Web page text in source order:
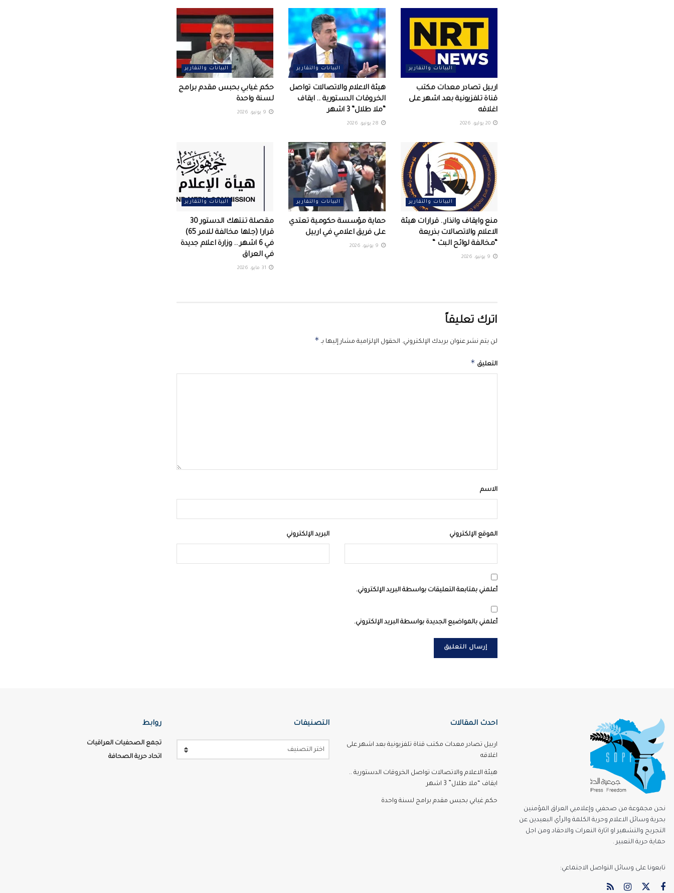
البيانات والتقارير
اربيل تصادر معدات مكتب
قناة تلفزيونية بعد اشهر على
اغلاقه
البيانات والتقارير
هيئة الاعلام والاتصالات تواصل
الخروقات الدستورية .. ايقاف
“ملا طلال” 3 اشهر
البيانات والتقارير
حكم غيابي بحبس مقدم برامج
لسنة واحدة
البيانات والتقارير
منع وايقاف وانذار.. قرارات هيئة
الاعلام والاتصالات بذريعة
“مخالفة لوائح البث “
البيانات والتقارير
حماية مؤسسة حكومية تعتدي
على فريق اعلامي في اربيل ‏
البيانات والتقارير
مقصلة تنتهك الدستور 30
قرارا (جلها مخالفة للامر 65)
في 6 اشهر .. وزارة اعلام جديدة
في العراق
اترك تعليقاً
لن يتم نشر عنوان بريدك الإلكتروني. الحقول الإلزامية مشار إليها بـ *
التعليق *
الاسم
البريد الإلكتروني الموقع الإلكتروني
أعلمني بمتابعة التعليقات بواسطة البريد الإلكتروني.
أعلمني بالمواضيع الجديدة بواسطة البريد الإلكتروني.
نحن مجموعة من صحفيي وإعلاميي العراق المؤمنين
بحرية وسائل الاعلام وحرية الكلمة والرأي البعيدين عن
التجريح والتشهير او اثارة النعرات والاحقاد ومن اجل
حماية حرية التعبير .
تابعونا على وسائل التواصل الاجتماعي:
احدث المقالات
اربيل تصادر معدات مكتب قناة تلفزيونية بعد اشهر على
اغلاقه
هيئة الاعلام والاتصالات تواصل الخروقات الدستورية ..
ايقاف “ملا طلال” 3 اشهر
حكم غيابي بحبس مقدم برامج لسنة واحدة
التصنيفات
اختر التصنيف
روابط
تجمع الصحفيات العراقيات
اتحاد حرية الصحافة